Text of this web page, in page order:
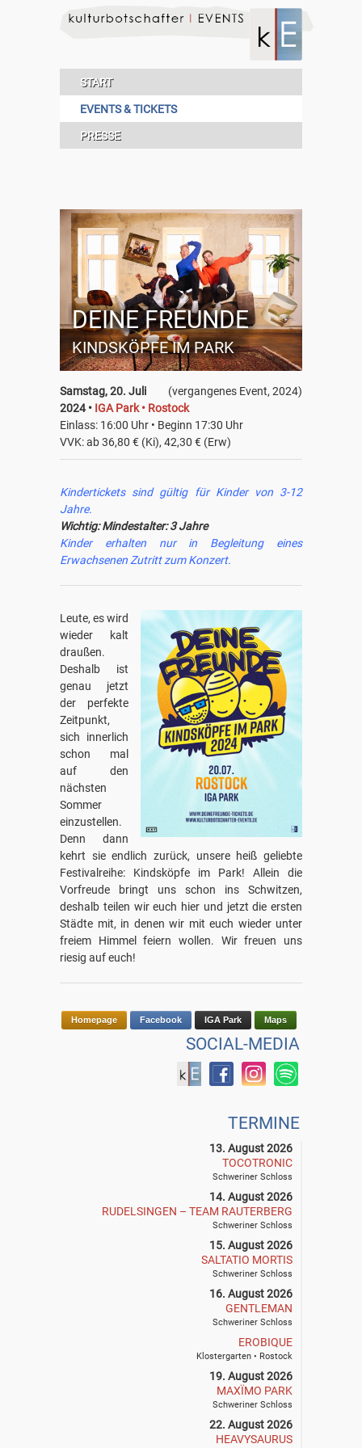
START
EVENTS & TICKETS
PRESSE
DEINE FREUNDE
KINDSKÖPFE IM PARK
(vergangenes Event, 2024)
Samstag, 20. Juli
2024 • IGA Park • Rostock
Einlass: 16:00 Uhr • Beginn 17:30 Uhr
VVK: ab 36,80 € (Ki), 42,30 € (Erw)
Kindertickets sind gültig für Kinder von 3-12
Jahre.
Wichtig: Mindestalter: 3 Jahre
Kinder erhalten nur in Begleitung eines
Erwachsenen Zutritt zum Konzert.
Leute, es wird
wieder kalt
draußen.
Deshalb ist
genau jetzt
der perfekte
Zeitpunkt,
sich innerlich
schon mal
auf den
nächsten
Sommer
einzustellen.
Denn dann
kehrt sie endlich zurück, unsere heiß geliebte
Festivalreihe: Kindsköpfe im Park! Allein die
Vorfreude bringt uns schon ins Schwitzen,
deshalb teilen wir euch hier und jetzt die ersten
Städte mit, in denen wir mit euch wieder unter
freiem Himmel feiern wollen. Wir freuen uns
riesig auf euch!
Homepage Facebook IGA Park Maps
SOCIAL-MEDIA
TERMINE
13. August 2026
TOCOTRONIC
Schweriner Schloss
14. August 2026
RUDELSINGEN – TEAM RAUTERBERG
Schweriner Schloss
15. August 2026
SALTATIO MORTIS
Schweriner Schloss
16. August 2026
GENTLEMAN
Schweriner Schloss
EROBIQUE
Klostergarten • Rostock
19. August 2026
MAXÏMO PARK
Schweriner Schloss
22. August 2026
HEAVYSAURUS